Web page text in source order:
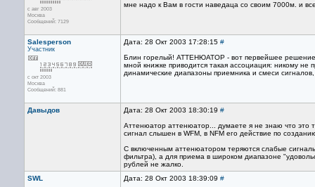
с авг 2003
Москва
Сообщений: 7129
мне надо к Вам в гости наведаца со своим 7000м. и
Salesperson
Участник
с окт 2003
Москва
Сообщений: 881
Дата: 28 Окт 2003 17:28:15 #
Блин горелый! АТТЕНЮАТОР - вот первейшее решение
мной книжке приводится такая ассоциация: никому не
динамические диапазоны приемника и смеси
Давыдов Дата: 28 Окт 2003 18:30:19 #
Аттенюатор аттенюатор... думаете я не знаю что это
сигнал слышен в WFM, в NFM его действие по
С включенным аттенюатором теряются слабые
фильтра), а для приема в широком диапазоне
рублей не жалко.
SWL
Дата: 28 Окт 2003 18:39:09 #